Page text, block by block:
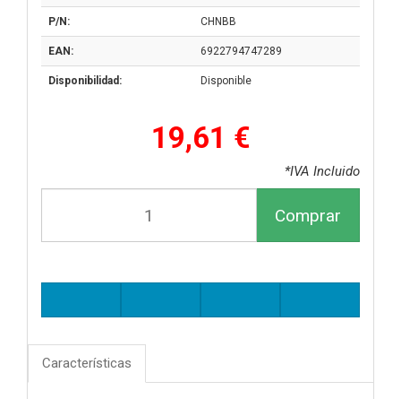
P/N: CHNBB
EAN: 6922794747289
Disponibilidad: Disponible
19,61 €
*IVA Incluido
Comprar
Características